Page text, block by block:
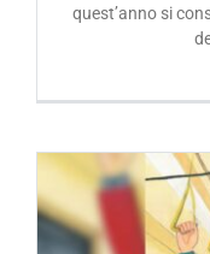
quest’anno si